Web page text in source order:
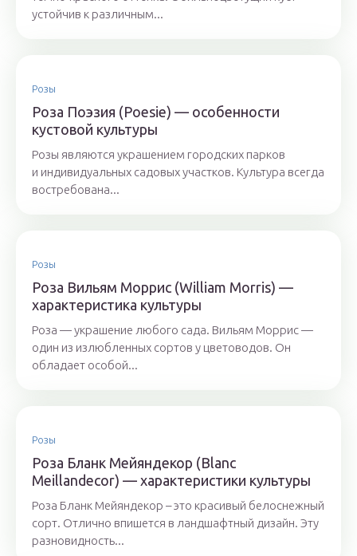
устойчив к различным...
Розы
Роза Поэзия (Poesie) — особенности
кустовой культуры
Розы являются украшением городских парков
и индивидуальных садовых участков. Культура всегда
востребована...
Розы
Роза Вильям Моррис (William Morris) —
характеристика культуры
Роза — украшение любого сада. Вильям Моррис —
один из излюбленных сортов у цветоводов. Он
обладает особой...
Розы
Роза Бланк Мейяндекор (Blanc
Meillandecor) — характеристики культуры
Роза Бланк Мейяндекор – это красивый белоснежный
сорт. Отлично впишется в ландшафтный дизайн. Эту
разновидность...